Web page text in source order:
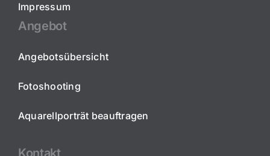
Impressum
Angebot
Angebotsübersicht
Fotoshooting
Aquarellporträt beauftragen
Kontakt